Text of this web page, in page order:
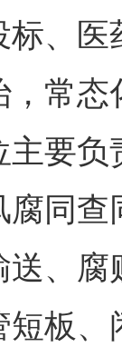
标、
常
要
同
送、
板